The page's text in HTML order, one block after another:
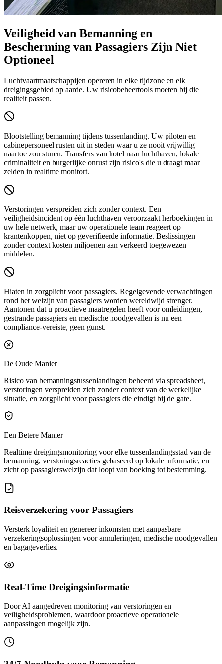
Veiligheid van Bemanning en
Bescherming van Passagiers Zijn Niet
Optioneel
Luchtvaartmaatschappijen opereren in elke tijdzone en elk
dreigingsgebied op aarde. Uw risicobeheertools moeten bij die
realiteit passen.
Blootstelling bemanning tijdens tussenlanding. Uw piloten en
cabinepersoneel rusten uit in steden waar u ze nooit vrijwillig
naartoe zou sturen. Transfers van hotel naar luchthaven, lokale
criminaliteit en burgerlijke onrust zijn risico's die u draagt maar
zelden in realtime monitort.
Verstoringen verspreiden zich zonder context. Een
veiligheidsincident op één luchthaven veroorzaakt herboekingen in
uw hele netwerk, maar uw operationele team reageert op
krantenkoppen, niet op geverifieerde informatie. Beslissingen
zonder context kosten miljoenen aan verkeerd toegewezen
middelen.
Hiaten in zorgplicht voor passagiers. Regelgevende verwachtingen
rond het welzijn van passagiers worden wereldwijd strenger.
Aantonen dat u proactieve maatregelen heeft voor omleidingen,
gestrande passagiers en medische noodgevallen is nu een
compliance-vereiste, geen gunst.
De Oude Manier
Risico van bemanningstussenlandingen beheerd via spreadsheet,
verstoringen verspreiden zich zonder context van de werkelijke
situatie, en zorgplicht voor passagiers die eindigt bij de gate.
Een Betere Manier
Realtime dreigingsmonitoring voor elke tussenlandingsstad van de
bemanning, verstoringsreacties gebaseerd op lokale informatie, en
zicht op passagierswelzijn dat loopt van boeking tot bestemming.
Reisverzekering voor Passagiers
Versterk loyaliteit en genereer inkomsten met aanpasbare
verzekeringsoplossingen voor annuleringen, medische noodgevallen
en bagageverlies.
Real-Time Dreigingsinformatie
Door AI aangedreven monitoring van verstoringen en
veiligheidsproblemen, waardoor proactieve operationele
aanpassingen mogelijk zijn.